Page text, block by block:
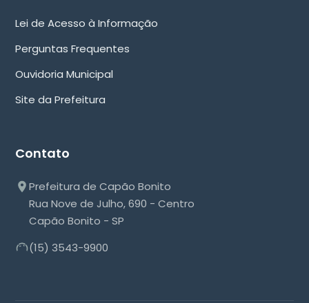
Lei de Acesso à Informação
Perguntas Frequentes
Ouvidoria Municipal
Site da Prefeitura
Contato
Prefeitura de Capão Bonito
Rua Nove de Julho, 690 - Centro
Capão Bonito - SP
(15) 3543-9900